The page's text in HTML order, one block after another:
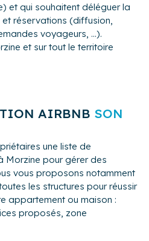
et qui souhaitent déléguer la
réservations (diffusion,
voyageurs, ...).
et sur tout le territoire
AIRBNB SON
une liste de
Morzine pour gérer des
vous proposons notamment
les structures pour réussir
appartement ou maison :
proposés, zone